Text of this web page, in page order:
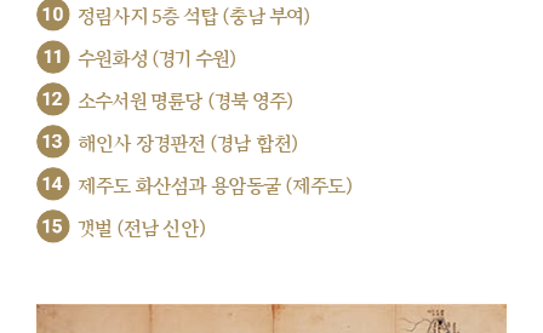
10 정림사지 5층 석탑 (충남 부여)
11 수원화성 (경기 수원)
12 소수서원 명륜당 (경북 영주)
13 해인사 장경판전 (경남 합천)
14 제주도 화산섬과 용암동굴 (제주도)
15 갯벌 (전남 신안)